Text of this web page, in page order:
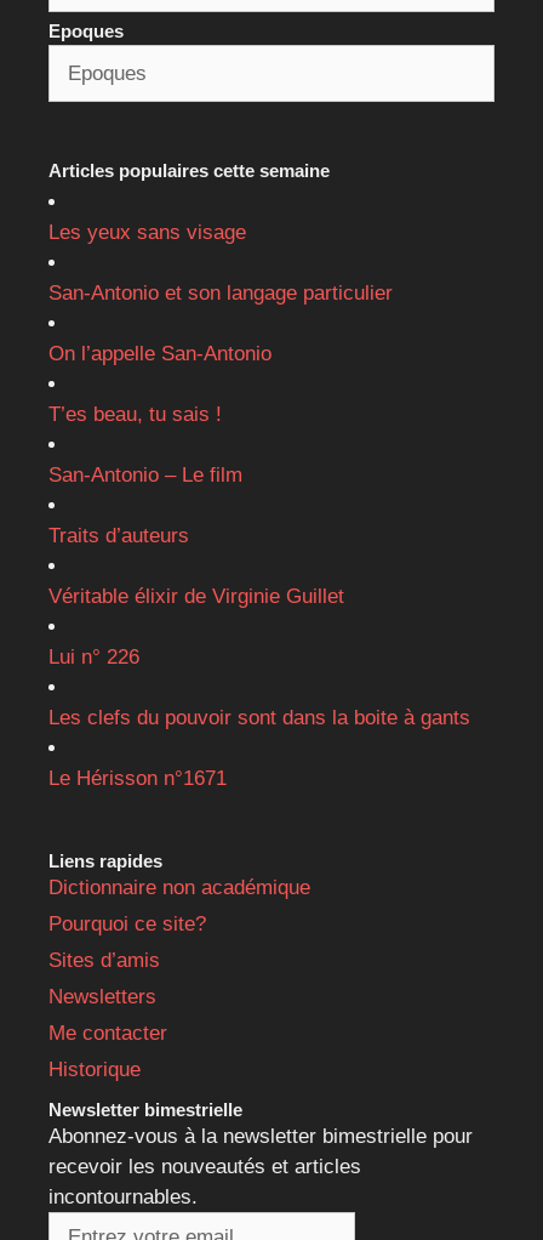
Epoques
Articles populaires cette semaine
Les yeux sans visage
San-Antonio et son langage particulier
On l’appelle San-Antonio
T’es beau, tu sais !
San-Antonio – Le film
Traits d’auteurs
Véritable élixir de Virginie Guillet
Lui n° 226
Les clefs du pouvoir sont dans la boite à gants
Le Hérisson n°1671
Liens rapides
Dictionnaire non académique
Pourquoi ce site?
Sites d’amis
Newsletters
Me contacter
Historique
Newsletter bimestrielle
Abonnez-vous à la newsletter bimestrielle pour
recevoir les nouveautés et articles
incontournables.